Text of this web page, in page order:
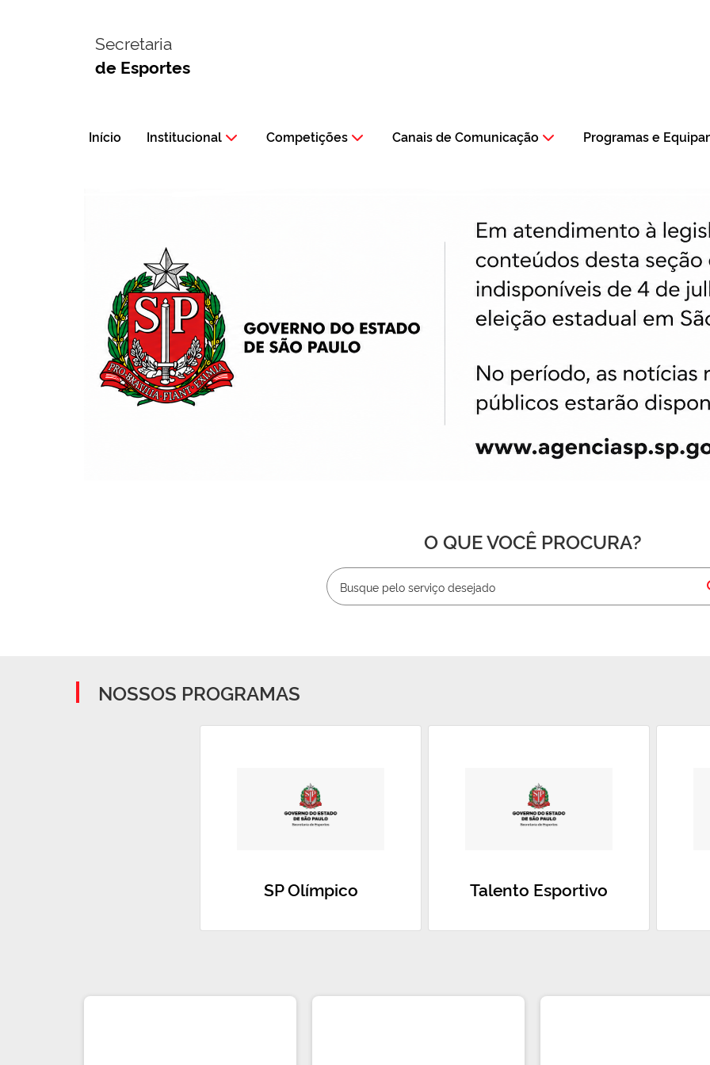
Secretaria
de Esportes
Início Institucional Competições Canais de Comunicação Programas e
O QUE VOCÊ PROCURA?
NOSSOS PROGRAMAS
SP Olímpico Talento Esportivo